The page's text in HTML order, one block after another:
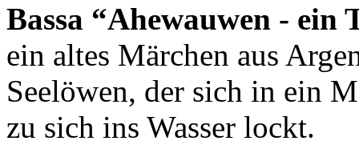
Bassa “Ahewauwen - ein
ein altes Märchen aus
Seelöwen, der sich in ein
zu sich ins Wasser lockt.